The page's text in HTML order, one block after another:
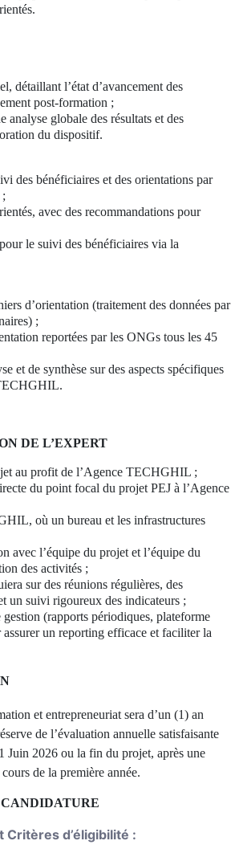
détaillant l’état d’avancement des
post-formation ;
globale des résultats et des
du dispositif.
des bénéficiaires et des orientations par
avec des recommandations pour
le suivi des bénéficiaires via la
d’orientation (traitement des données par
;
reportées par les ONGs tous les 45
et de synthèse sur des aspects spécifiques
DE L’EXPERT
au profit de l’Agence TECHGHIL ;
du point focal du projet PEJ à l’Agence
où un bureau et les infrastructures
avec l’équipe du projet et l’équipe du
des activités ;
sur des réunions régulières, des
un suivi rigoureux des indicateurs ;
(rapports périodiques, plateforme
un reporting efficace et faciliter la
et entrepreneuriat sera d’un (1) an
de l’évaluation annuelle satisfaisante
Juin 2026 ou la fin du projet, après une
de la première année.
Critères d’éligibilité :